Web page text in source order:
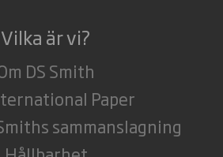
Vilka är vi?
DS Smith
Paper
sammanslagning